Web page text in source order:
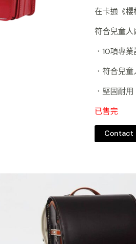
在卡通《櫻
符合兒童人
．10項專
．符合兒
．堅固耐
已售完